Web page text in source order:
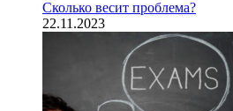
Сколько весит проблема?
22.11.2023